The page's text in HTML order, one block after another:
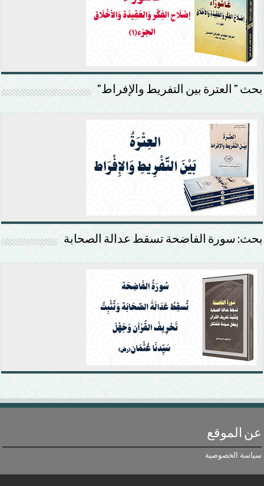
بحث ” العترة بين التفريط والإفراط”
بحث: سورة الفاضحة تسقط عدالة الصحابة
عن الموقع
سياسة الخصوصية